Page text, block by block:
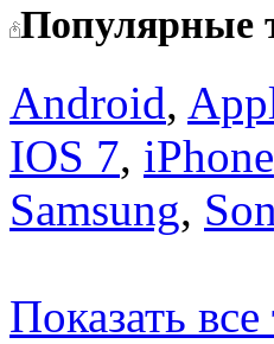
Популярные
Android,
IOS 7, iPhone
Samsung,
Показать все